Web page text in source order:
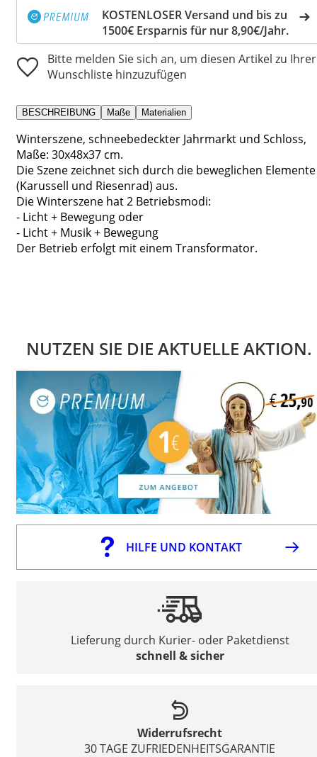
KOSTENLOSER Versand und bis zu
1500€ Ersparnis für nur 8,90€/Jahr.
Bitte melden Sie sich an, um diesen Artikel zu Ihrer
Wunschliste hinzuzufügen
BESCHREIBUNG Maße Materialien
Winterszene, schneebedeckter Jahrmarkt und Schloss,
Maße: 30x48x37 cm.
Die Szene zeichnet sich durch die beweglichen Elemente
(Karussell und Riesenrad) aus.
Die Winterszene hat 2 Betriebsmodi:
- Licht + Bewegung oder
- Licht + Musik + Bewegung
Der Betrieb erfolgt mit einem Transformator.
NUTZEN SIE DIE AKTUELLE AKTION.
HILFE UND KONTAKT
Lieferung durch Kurier- oder Paketdienst
schnell & sicher
Widerrufsrecht
30 TAGE ZUFRIEDENHEITSGARANTIE